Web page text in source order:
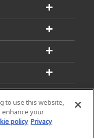
to use this website,
enhance your
policy Privacy